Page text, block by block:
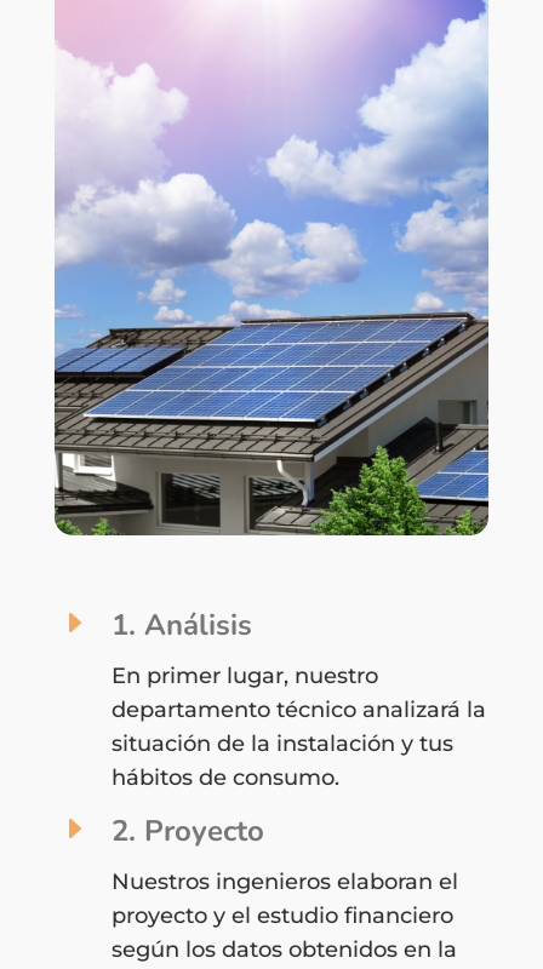
E 1. Análisis
En primer lugar, nuestro
departamento técnico analizará la
situación de la instalación y tus
hábitos de consumo.
E 2. Proyecto
Nuestros ingenieros elaboran el
proyecto y el estudio financiero
según los datos obtenidos en la